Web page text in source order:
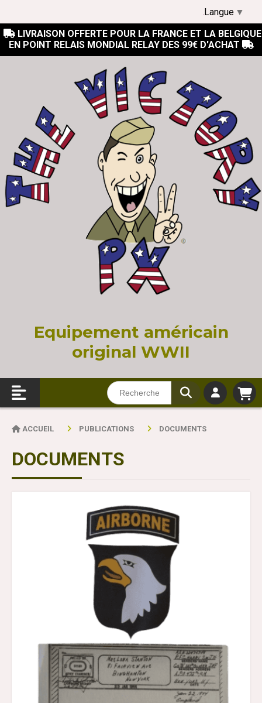
 LIVRAISON OFFERTE POUR LA FRANCE ET LA BELGIQUE
EN POINT RELAIS MONDIAL RELAY DES 99€ D'ACHAT 
Equipement américain
original WWII
ACCUEIL PUBLICATIONS DOCUMENTS
DOCUMENTS
Langue ▼